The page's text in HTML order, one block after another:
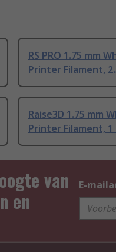
RS PRO 1.75 mm
Printer Filament,
Raise3D 1.75 mm
Printer Filament, 1
van
en
E-